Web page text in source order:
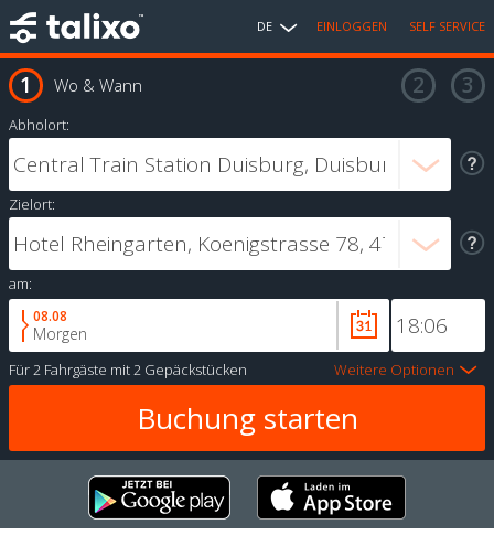
DE EINLOGGEN SELF SERVICE
Wo & Wann
Abholort:
Zielort:
am:
08.08
Morgen
Für2 Fahrgäste mit2 Gepäckstücken Weitere Optionen